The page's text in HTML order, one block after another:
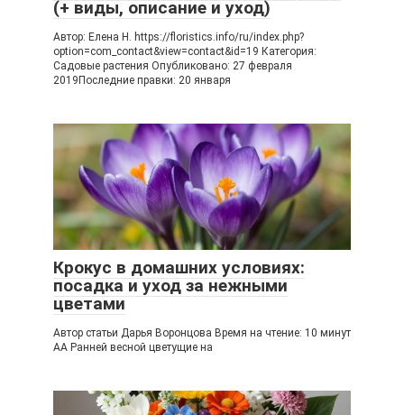
(+ виды, описание и уход)
Автор: Елена Н. https://floristics.info/ru/index.php?
option=com_contact&view=contact&id=19 Категория:
Садовые растения Опубликовано: 27 февраля
2019Последние правки: 20 января
Крокус в домашних условиях:
посадка и уход за нежными
цветами
Автор статьи Дарья Воронцова Время на чтение: 10 минут
АА Ранней весной цветущие на